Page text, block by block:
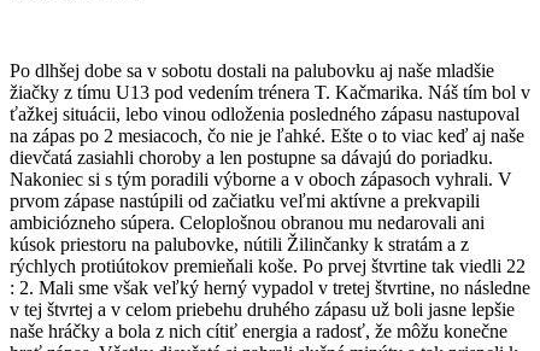
Po dlhšej dobe sa v sobotu dostali na palubovku aj naše mladšie
žiačky z tímu U13 pod vedením trénera T. Kačmarika. Náš tím bol v
ťažkej situácii, lebo vinou odloženia posledného zápasu nastupoval
na zápas po 2 mesiacoch, čo nie je ľahké. Ešte o to viac keď aj naše
dievčatá zasiahli choroby a len postupne sa dávajú do poriadku.
Nakoniec si s tým poradili výborne a v oboch zápasoch vyhrali. V
prvom zápase nastúpili od začiatku veľmi aktívne a prekvapili
ambiciózneho súpera. Celoplošnou obranou mu nedarovali ani
kúsok priestoru na palubovke, nútili Žilinčanky k stratám a z
rýchlych protiútokov premieňali koše. Po prvej štvrtine tak viedli 22
: 2. Mali sme však veľký herný vypadol v tretej štvrtine, no následne
v tej štvrtej a v celom priebehu druhého zápasu už boli jasne lepšie
naše hráčky a bola z nich cítiť energia a radosť, že môžu konečne